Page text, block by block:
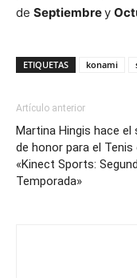
de Septiembrey
ETIQUETAS konami
Artículo anterior
Martina Hingis hace el
de honor para el Tenis
«Kinect Sports:
Temporada»